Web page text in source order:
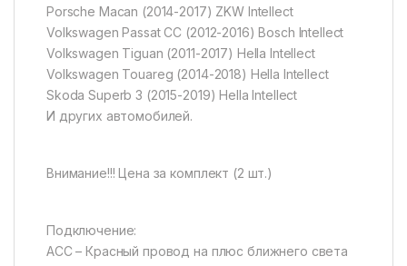
Porsche Macan (2014-2017) ZKW Intellect
Volkswagen Passat CC (2012-2016) Bosch Intellect
Volkswagen Tiguan (2011-2017) Hella Intellect
Volkswagen Touareg (2014-2018) Hella Intellect
Skoda Superb 3 (2015-2019) Hella Intellect
И других автомобилей.
Внимание!!! Цена за комплект (2 шт.)
Подключение:
ACC – Красный провод на плюс ближнего света